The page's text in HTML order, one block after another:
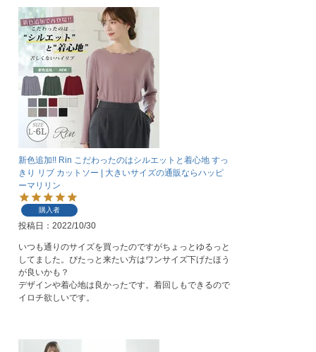
新色追加!! Rin こだわったのはシルエットと着心地 すっ
きり リブ カットソー | 大きいサイズの通販ならハッピ
ーマリリン
購入者
投稿日 2022/10/30
いつも通りのサイズを買ったのですがちょっとゆるっと
してました。ぴたっと来たい方はワンサイズ下げたほう
が良いかも？
デザインや着心地は良かったです。着回しもできるので
イロチ欲しいです。